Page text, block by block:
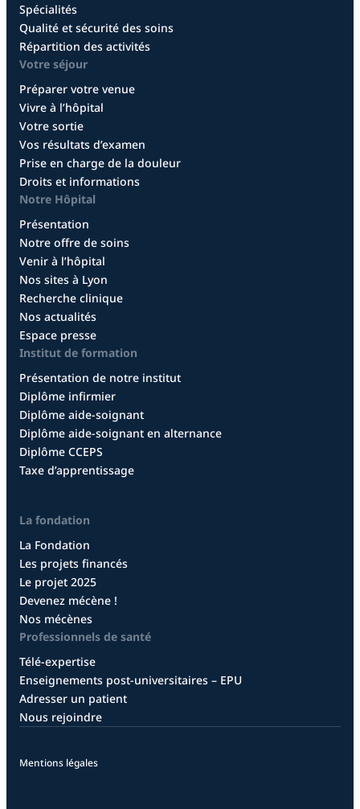
Spécialités
Qualité et sécurité des soins
Répartition des activités
Votre séjour
Préparer votre venue
Vivre à l’hôpital
Votre sortie
Vos résultats d’examen
Prise en charge de la douleur
Droits et informations
Notre Hôpital
Présentation
Notre offre de soins
Venir à l’hôpital
Nos sites à Lyon
Recherche clinique
Nos actualités
Espace presse
Institut de formation
Présentation de notre institut
Diplôme infirmier
Diplôme aide-soignant
Diplôme aide-soignant en alternance
Diplôme CCEPS
Taxe d’apprentissage
La fondation
La Fondation
Les projets financés
Le projet 2025
Devenez mécène !
Nos mécènes
Professionnels de santé
Télé-expertise
Enseignements post-universitaires – EPU
Adresser un patient
Nous rejoindre
Mentions légales